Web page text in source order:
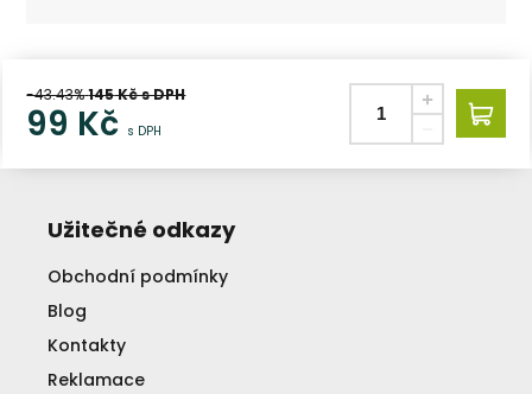
-43.43%145Kč s DPH
99 Kč s DPH
Užitečné odkazy
Obchodní podmínky
Blog
Kontakty
Reklamace